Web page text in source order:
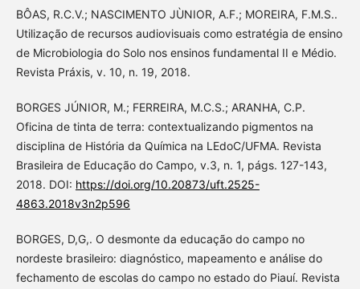
BÔAS, R.C.V.; NASCIMENTO JÙNIOR, A.F.; MOREIRA, F.M.S..
Utilização de recursos audiovisuais como estratégia de ensino
de Microbiologia do Solo nos ensinos fundamental II e Médio.
Revista Práxis, v. 10, n. 19, 2018.
BORGES JÚNIOR, M.; FERREIRA, M.C.S.; ARANHA, C.P.
Oficina de tinta de terra: contextualizando pigmentos na
disciplina de História da Química na LEdoC/UFMA. Revista
Brasileira de Educação do Campo, v.3, n. 1, págs. 127-143,
2018. DOI: https://doi.org/10.20873/uft.2525-
4863.2018v3n2p596
BORGES, D,G,. O desmonte da educação do campo no
nordeste brasileiro: diagnóstico, mapeamento e análise do
fechamento de escolas do campo no estado do Piauí. Revista